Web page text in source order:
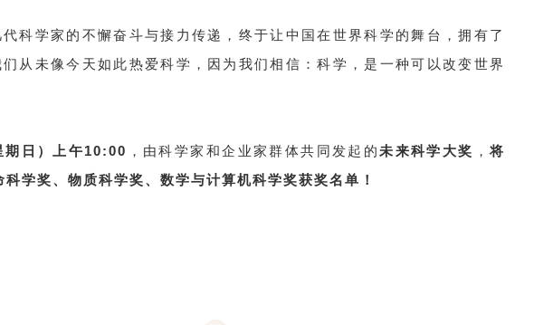
科学家的不懈奋斗与接力传递，终于让中国在世界科学的舞台，拥有了
从未像今天如此热爱科学，因为我们相信：科学，是一种可以改变世界
日）上午10:00 ，由科学家和企业家群体共同发起的未来科学大奖 ，将
学奖、物质科学奖、数学与计算机科学奖获奖名单！